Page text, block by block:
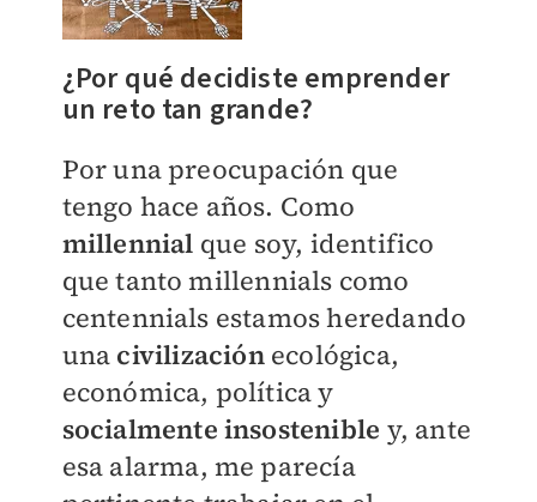
¿Por qué decidiste emprender
un reto tan grande?
Por una preocupación que
tengo hace años. Como
millennial que soy, identifico
que tanto millennials como
centennials estamos heredando
una civilización ecológica,
económica, política y
socialmente insostenible y, ante
esa alarma, me parecía